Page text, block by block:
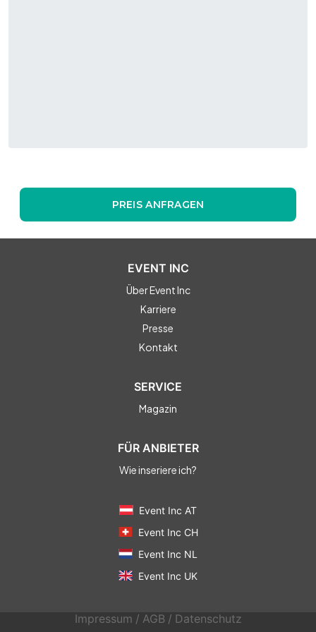
PREIS ANFRAGEN
EVENT INC
Über Event Inc
Karriere
Presse
Kontakt
SERVICE
Magazin
FÜR ANBIETER
Wie inseriere ich?
Event Inc AT
Event Inc CH
Event Inc NL
Event Inc UK
Impressum / AGB / Datenschutz